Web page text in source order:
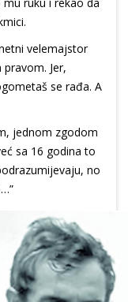
velemajstor
Jer,
se rađa. A
jednom zgodom
sa 16 godina to
no